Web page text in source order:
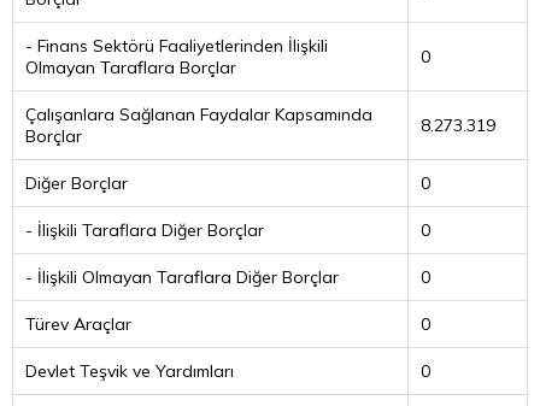
- Finans Sektörü Faaliyetlerinden İlişkili
Olmayan Taraflara Borçlar
0
Çalışanlara Sağlanan Faydalar Kapsamında
Borçlar
8.273.319
Diğer Borçlar 0
- İlişkili Taraflara Diğer Borçlar 0
- İlişkili Olmayan Taraflara Diğer Borçlar 0
Türev Araçlar 0
Devlet Teşvik ve Yardımları 0